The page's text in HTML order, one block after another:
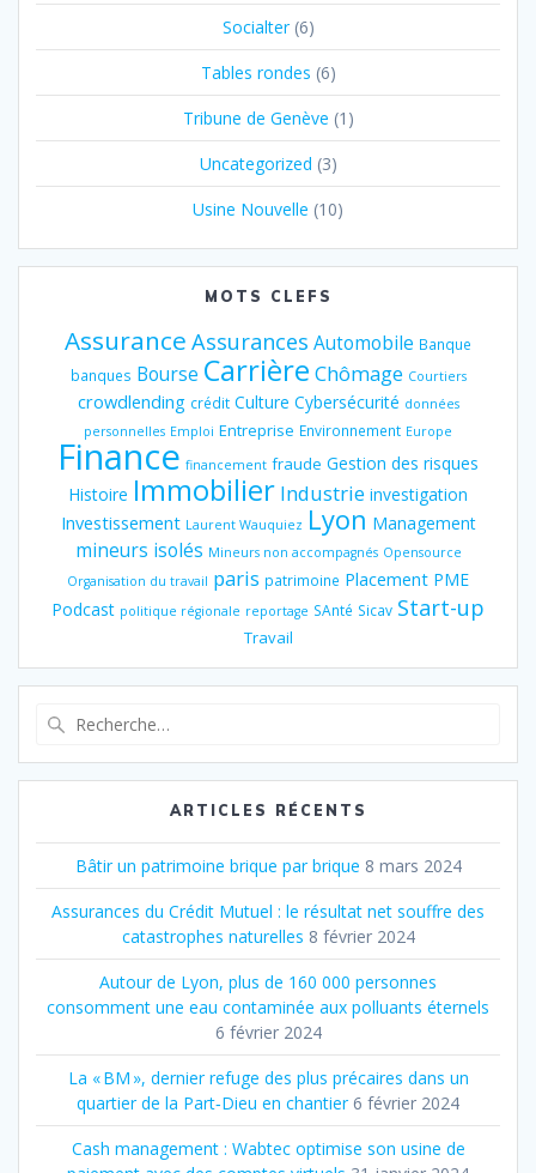
Socialter(6)
Tables rondes (6)
Tribune de Genève (1)
Uncategorized (3)
Usine Nouvelle (10)
MOTS CLEFS
Assurance Assurances Automobile Banque
banques Bourse Carrière Chômage Courtiers
crowdlending crédit Culture Cybersécurité données
personnelles Emploi Entreprise Environnement Europe
Finance financement fraude Gestion des risques
Histoire Immobilier Industrie investigation
Investissement Laurent Wauquiez Lyon Management
mineurs isolés Mineurs non accompagnés Opensource
Organisation du travail paris patrimoine Placement PME
Podcast politique régionale reportage SAnté Sicav Start-up
Travail
:
ARTICLES RÉCENTS
Bâtir un patrimoine brique par brique 8 mars 2024
Assurances du Crédit Mutuel : le résultat net souffre des
catastrophes naturelles 8 février 2024
Autour de Lyon, plus de 160 000 personnes
consomment une eau contaminée aux polluants éternels
6 février 2024
La « BM », dernier refuge des plus précaires dans un
quartier de la Part‐Dieu en chantier 6 février 2024
Cash management : Wabtec optimise son usine de